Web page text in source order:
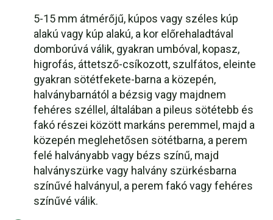
5-15 mm átmérőjű, kúpos vagy széles kúp
alakú vagy kúp alakú, a kor előrehaladtával
domborúvá válik, gyakran umbóval, kopasz,
higrofás, áttetsző-csíkozott, szulfátos, eleinte
gyakran sötétfekete-barna a közepén,
halványbarnától a bézsig vagy majdnem
fehéres széllel, általában a pileus sötétebb és
fakó részei között markáns peremmel, majd a
közepén meglehetősen sötétbarna, a perem
felé halványabb vagy bézs színű, majd
halványszürke vagy halvány szürkésbarna
színűvé halványul, a perem fakó vagy fehéres
színűvé válik.